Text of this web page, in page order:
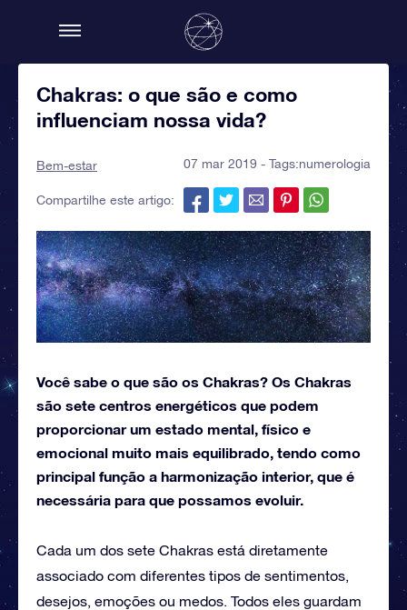
Chakras: o que são e como
influenciam nossa vida?
Bem-estar 07 mar 2019 - Tags:numerologia
Compartilhe este artigo:
Você sabe o que são os Chakras? Os Chakras
são sete centros energéticos que podem
proporcionar um estado mental, físico e
emocional muito mais equilibrado, tendo como
principal função a harmonização interior, que é
necessária para que possamos evoluir.
Cada um dos sete Chakras está diretamente
associado com diferentes tipos de sentimentos,
desejos, emoções ou medos. Todos eles guardam